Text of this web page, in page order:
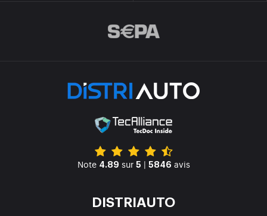
Note 4.89 sur 5 | 5846 avis
DISTRIAUTO